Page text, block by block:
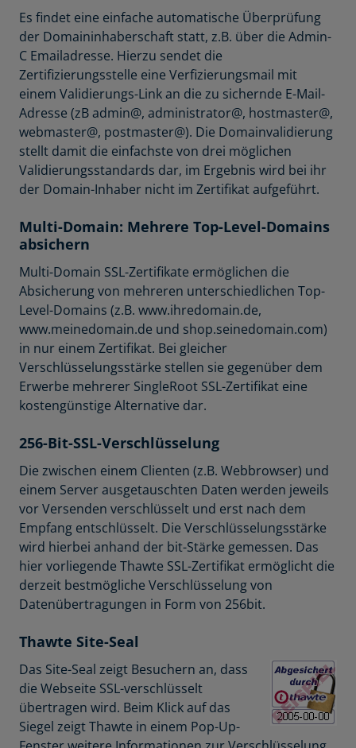
Es findet eine einfache automatische Überprüfung
der Domaininhaberschaft statt, z.B. über die Admin-
C Emailadresse. Hierzu sendet die
Zertifizierungsstelle eine Verfizierungsmail mit
einem Validierungs-Link an die zu sichernde E-Mail-
Adresse (zB admin@, administrator@, hostmaster@,
webmaster@, postmaster@). Die Domainvalidierung
stellt damit die einfachste von drei möglichen
Validierungsstandards dar, im Ergebnis wird bei ihr
der Domain-Inhaber nicht im Zertifikat aufgeführt.
Multi-Domain: Mehrere Top-Level-Domains
absichern
Multi-Domain SSL-Zertifikate ermöglichen die
Absicherung von mehreren unterschiedlichen Top-
Level-Domains (z.B. www.ihredomain.de,
www.meinedomain.de und shop.seinedomain.com)
in nur einem Zertifikat. Bei gleicher
Verschlüsselungsstärke stellen sie gegenüber dem
Erwerbe mehrerer SingleRoot SSL-Zertifikat eine
kostengünstige Alternative dar.
256-Bit-SSL-Verschlüsselung
Die zwischen einem Clienten (z.B. Webbrowser) und
einem Server ausgetauschten Daten werden jeweils
vor Versenden verschlüsselt und erst nach dem
Empfang entschlüsselt. Die Verschlüsselungsstärke
wird hierbei anhand der bit-Stärke gemessen. Das
hier vorliegende Thawte SSL-Zertifikat ermöglicht die
derzeit bestmögliche Verschlüsselung von
Datenübertragungen in Form von 256bit.
Thawte Site-Seal
Das Site-Seal zeigt Besuchern an, dass
die Webseite SSL-verschlüsselt
übertragen wird. Beim Klick auf das
Siegel zeigt Thawte in einem Pop-Up-